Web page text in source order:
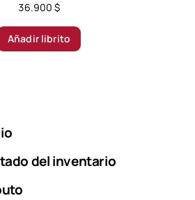
36.900 $
Añadir librito
del inventario